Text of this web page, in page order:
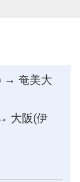
→ 奄美大
大阪(伊